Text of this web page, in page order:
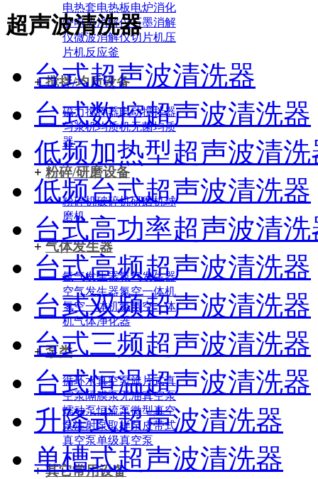
电热套电热板电炉消化
炉电热消解仪石墨消解
仪微波消解仪切片机压
片机反应釜
+搅拌/均质设备
磁力搅拌器电动搅拌器
匀浆机均质机无菌均质
器
+ 粉碎/研磨设备
粉碎机破碎机研磨机球
磨机
+气体发生器
氢气发生器氮气发生器
空气发生器氮空一体机
氢空一体机氮氢空一体
机气体净化器
+泵类
循环水真空泵旋片式真
空泵隔膜泵无油真空泵
蠕动泵恒流泵微型真空
泵注射泵取样泵皮带式
真空泵单级真空泵
+其它常用设备
超声波清洗器
台式超声波清洗器
台式数控超声波清洗器
低频加热型超声波清洗
低频台式超声波清洗器
台式高功率超声波清洗
台式高频超声波清洗器
台式双频超声波清洗器
台式三频超声波清洗器
台式恒温超声波清洗器
升降式超声波清洗器
单槽式超声波清洗器